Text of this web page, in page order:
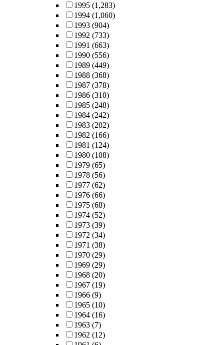
1995 (1,283)
1994 (1,060)
1993 (904)
1992 (733)
1991 (663)
1990 (556)
1989 (449)
1988 (368)
1987 (378)
1986 (310)
1985 (248)
1984 (242)
1983 (202)
1982 (166)
1981 (124)
1980 (108)
1979 (65)
1978 (56)
1977 (62)
1976 (66)
1975 (68)
1974 (52)
1973 (39)
1972 (34)
1971 (38)
1970 (29)
1969 (29)
1968 (20)
1967 (19)
1966 (9)
1965 (10)
1964 (16)
1963 (7)
1962 (12)